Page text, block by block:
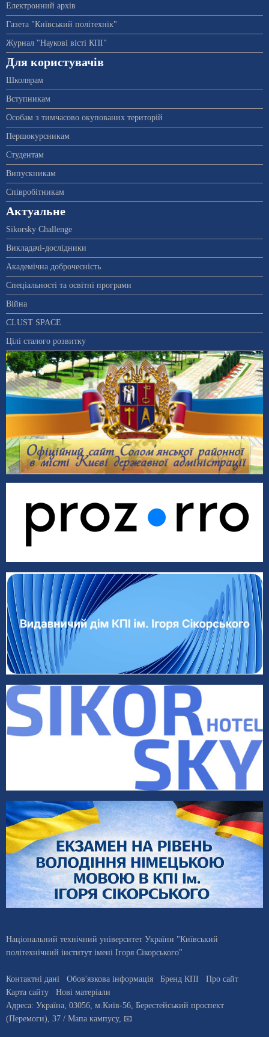
Електронний архів
Газета "Київський політехнік"
Журнал "Наукові вісті КПІ"
Для користувачів
Школярам
Вступникам
Особам з тимчасово окупованих територій
Першокурсникам
Студентам
Випускникам
Співробітникам
Актуальне
Sikorsky Challenge
Викладачі-дослідники
Академічна доброчесність
Спеціальності та освітні програми
Війна
CLUST SPACE
Цілі сталого розвитку
Національний технічний університет України "Київський
політехнічний інститут імені Ігоря Сікорського"
Контактні дані Обов'язкова інформація Бренд КПІ
Про сайт
Карта сайту
Нові матеріали
Адреса: Україна, 03056, м.Київ-56, Берестейський проспект
(Перемоги), 37 / Мапа кампусу, 📧